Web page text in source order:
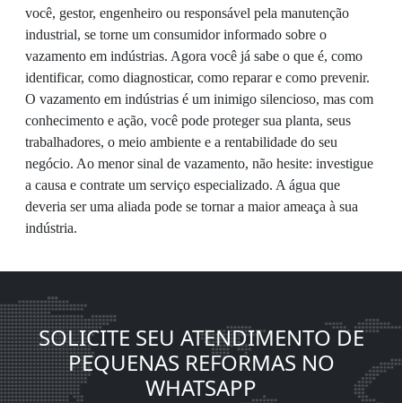
você, gestor, engenheiro ou responsável pela manutenção
industrial, se torne um consumidor informado sobre o
vazamento em indústrias. Agora você já sabe o que é, como
identificar, como diagnosticar, como reparar e como prevenir.
O vazamento em indústrias é um inimigo silencioso, mas com
conhecimento e ação, você pode proteger sua planta, seus
trabalhadores, o meio ambiente e a rentabilidade do seu
negócio. Ao menor sinal de vazamento, não hesite: investigue
a causa e contrate um serviço especializado. A água que
deveria ser uma aliada pode se tornar a maior ameaça à sua
indústria.
SOLICITE SEU ATENDIMENTO DE
PEQUENAS REFORMAS NO
WHATSAPP